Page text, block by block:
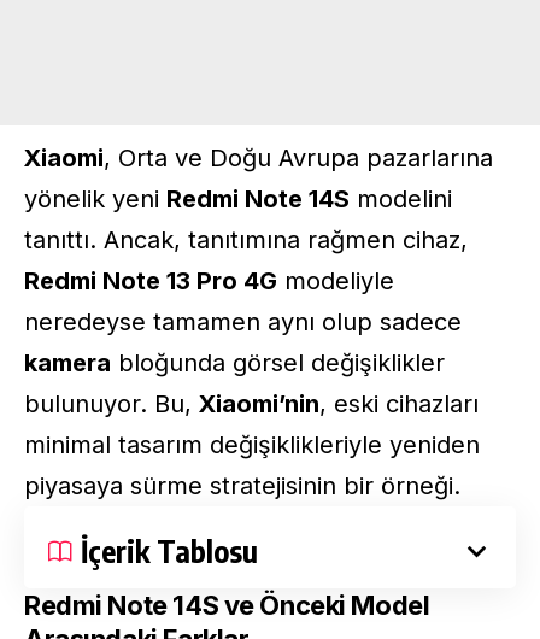
Xiaomi, Orta ve Doğu Avrupa pazarlarına
yönelik yeni Redmi Note 14S modelini
tanıttı. Ancak, tanıtımına rağmen cihaz,
Redmi Note 13 Pro 4G modeliyle
neredeyse tamamen aynı olup sadece
kamera bloğunda görsel değişiklikler
bulunuyor. Bu, Xiaomi’nin, eski cihazları
minimal tasarım değişiklikleriyle yeniden
piyasaya sürme stratejisinin bir örneği.
İçerik Tablosu
Redmi Note 14S ve Önceki Model